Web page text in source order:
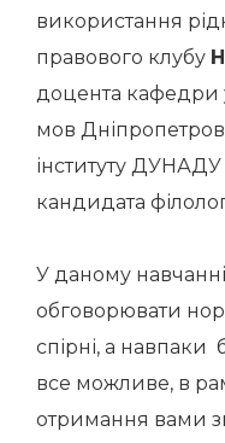
використання
правового клубу
доцента кафедри
мов
інституту
кандидата
У даному
обговорювати
спірні, а навпаки
все можливе, в
отримання вами